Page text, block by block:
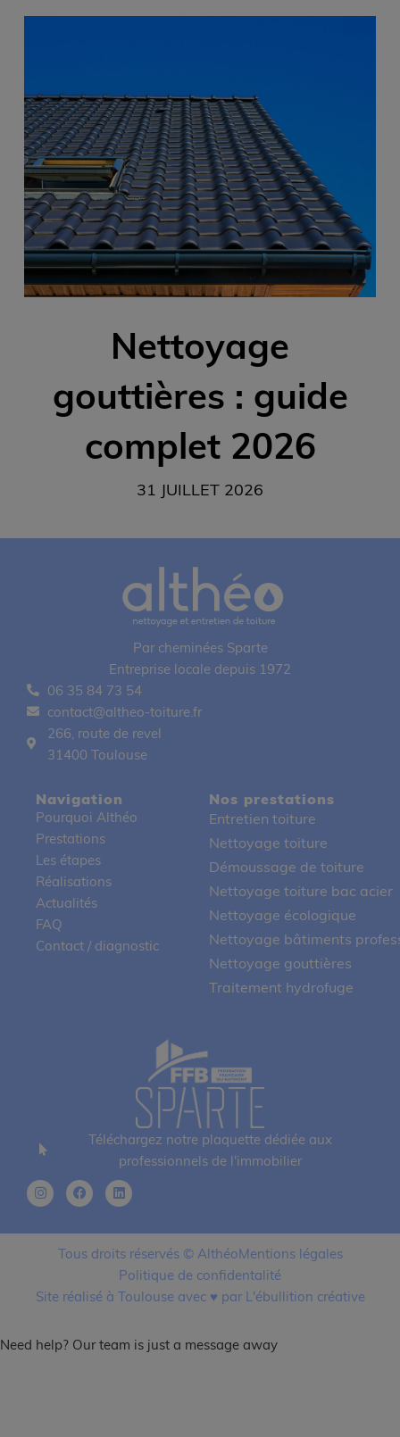
Nettoyage
gouttières : guide
complet 2026
31 JUILLET 2026
Par cheminées Sparte
Entreprise locale depuis 1972
06 35 84 73 54
contact@altheo-toiture.fr
266, route de revel
31400 Toulouse
Nos prestations
Entretien toiture
Nettoyage toiture
Démoussage de toiture
Nettoyage toiture bac acier
Nettoyage écologique
Nettoyage bâtiments
Nettoyage gouttières
Traitement hydrofuge
Navigation
Pourquoi Althéo
Prestations
Les étapes
Réalisations
Actualités
FAQ
Contact / diagnostic
Téléchargez notre plaquette dédiée aux
professionnels de l'immobilier
Tous droits réservés © AlthéoMentions légales
Politique de confidentalité
Site réalisé à Toulouse avec ♥ par L'ébullition créative
Need help? Our team is just a message away